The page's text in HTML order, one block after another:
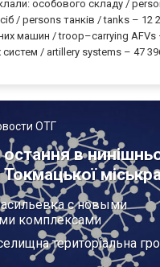
особового складу /
/ persons танків / tanks – 12
машин / troop–carrying AFVs
систем / artillery systems – 47
ОТГ
остання в
Токмацької
с новыми
комплексами
територіальна